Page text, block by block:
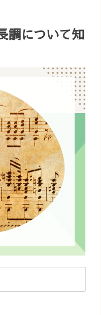
調について知